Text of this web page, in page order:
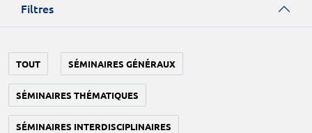
Filtres
TOUT SÉMINAIRES GÉNÉRAUX
SÉMINAIRES THÉMATIQUES
SÉMINAIRES INTERDISCIPLINAIRES